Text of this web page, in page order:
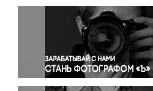
Окружающая среда
Политика
Правосудие
Происшествия и конфликты
Религия
Светская жизнь